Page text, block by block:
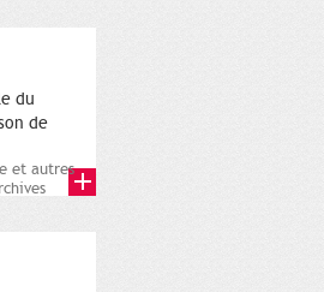
du
de
et autres